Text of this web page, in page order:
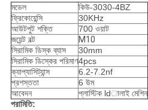
মডেল
কিউ-3030-4BZ
ফ্রিকোয়েন্সি
30KHz
আউটপুট শক্তি
700 ওয়াট
জয়েন্ট বল্ট
M10
সিরামিক ডিস্ক ব্যাস
30mm
সিরামিক ডিস্কের পরিমাণ4pcs
ক্যাপ্যাসিট্যান্স
6.2-7.2nf
প্রশস্ততা
6 উম
আবেদন
প্লাস্টিক ldালাই মেশিন
পরামিতি: